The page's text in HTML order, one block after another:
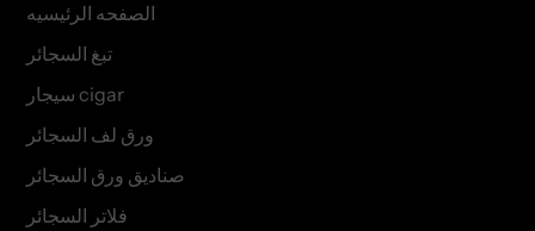
الصفحه الرئيسيه
تبغ السجائر
سيجار cigar
ورق لف السجائر
صناديق ورق السجائر
فلاتر السجائر